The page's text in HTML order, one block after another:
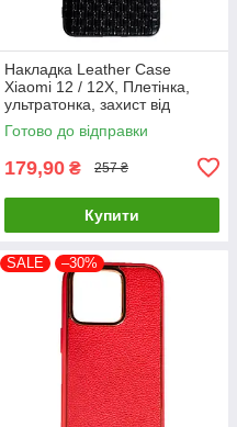
Накладка Leather Case
Xiaomi 12 / 12X, Плетінка,
ультратонка, захист від
подряпин і пилу
Готово до відправки
179,90 ₴ 257 ₴
Купити
SALE –30%